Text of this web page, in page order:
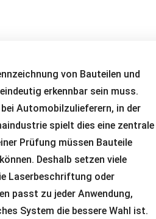
von Bauteilen und
erkennbar sein muss.
Automobilzulieferern, in der
spielt dies eine zentrale
Prüfung müssen Bauteile
Deshalb setzen viele
Laserbeschriftung oder
passt zu jeder Anwendung,
System die bessere Wahl ist.